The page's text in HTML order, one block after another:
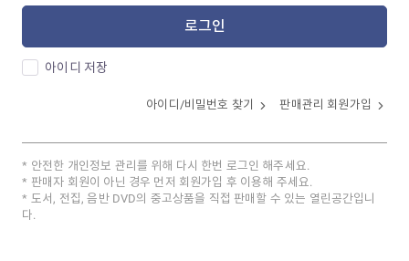
로그인
아이디 저장
아이디/비밀번호 찾기 판매관리 회원가입
안전한 개인정보 관리를 위해 다시 한번 로그인 해주세요.
판매자 회원이 아닌 경우 먼저 회원가입 후 이용해 주세요.
도서, 전집, 음반 DVD의 중고상품을 직접 판매할 수 있는 열린공간입니
다.